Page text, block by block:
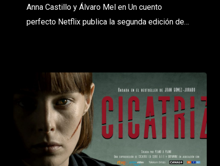
Anna Castillo y Álvaro Mel en Un cuento
perfecto Netflix publica la segunda edición de…